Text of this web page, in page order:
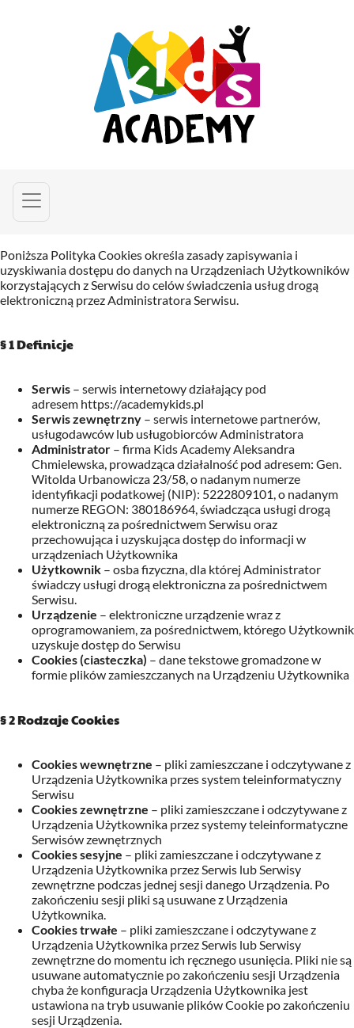
Poniższa Polityka Cookies określa zasady zapisywania i
uzyskiwania dostępu do danych na Urządzeniach Użytkowników
korzystających z Serwisu do celów świadczenia usług drogą
elektroniczną przez Administratora Serwisu.
§ 1 Definicje
Serwis – serwis internetowy działający pod
adresem https://academykids.pl
Serwis zewnętrzny – serwis internetowe partnerów,
usługodawców lub usługobiorców Administratora
Administrator – firma Kids Academy Aleksandra
Chmielewska, prowadząca działalność pod adresem: Gen.
Witolda Urbanowicza 23/58, o nadanym numerze
identyfikacji podatkowej (NIP): 5222809101, o nadanym
numerze REGON: 380186964, świadcząca usługi drogą
elektroniczną za pośrednictwem Serwisu oraz
przechowująca i uzyskująca dostęp do informacji w
urządzeniach Użytkownika
Użytkownik – osba fizyczna, dla której Administrator
świadczy usługi drogą elektroniczna za pośrednictwem
Serwisu.
Urządzenie – elektroniczne urządzenie wraz z
oprogramowaniem, za pośrednictwem, którego Użytkownik
uzyskuje dostęp do Serwisu
Cookies (ciasteczka) – dane tekstowe gromadzone w
formie plików zamieszczanych na Urządzeniu Użytkownika
§ 2 Rodzaje Cookies
Cookies wewnętrzne – pliki zamieszczane i odczytywane z
Urządzenia Użytkownika przes system teleinformatyczny
Serwisu
Cookies zewnętrzne – pliki zamieszczane i odczytywane z
Urządzenia Użytkownika przez systemy teleinformatyczne
Serwisów zewnętrznych
Cookies sesyjne – pliki zamieszczane i odczytywane z
Urządzenia Użytkownika przez Serwis lub Serwisy
zewnętrzne podczas jednej sesji danego Urządzenia. Po
zakończeniu sesji pliki są usuwane z Urządzenia
Użytkownika.
Cookies trwałe – pliki zamieszczane i odczytywane z
Urządzenia Użytkownika przez Serwis lub Serwisy
zewnętrznedo momentu ich ręcznego usunięcia. Pliki nie są
usuwane automatycznie po zakończeniu sesji Urządzenia
chyba że konfiguracja Urządzenia Użytkownika jest
ustawiona na tryb usuwanie plików Cookie po zakończeniu
sesji Urządzenia.